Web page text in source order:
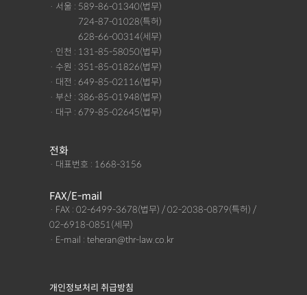
· 서울 : 589-86-01340(법무)
724-87-01028(특허)
628-66-00314(세무)
· 인천 : 131-85-58050(법무)
· 수원 : 351-85-01826(법무)
· 대전 : 649-85-02116(법무)
· 부산 : 386-85-01948(법무)
· 대구 : 679-85-02645(법무)
전화
· 대표번호 : 1668-3156
FAX/E-mail
· FAX : 02-6499-3678(법무) / 02-2038-0879(특허) /
02-6918-0851(세무)
· E-mail : teheran@thr-law.co.kr
개인정보처리 취급방침